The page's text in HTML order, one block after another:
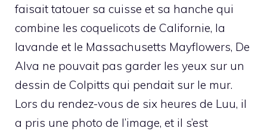
faisait tatouer sa cuisse et sa hanche qui
combine les coquelicots de Californie, la
lavande et le Massachusetts Mayflowers, De
Alva ne pouvait pas garder les yeux sur un
dessin de Colpitts qui pendait sur le mur.
Lors du rendez-vous de six heures de Luu, il
a pris une photo de l’image, et il s’est